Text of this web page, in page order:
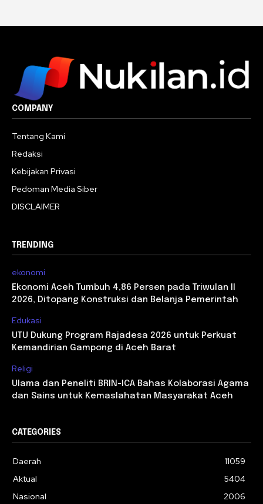
COMPANY
Tentang Kami
Redaksi
Kebijakan Privasi
Pedoman Media Siber
DISCLAIMER
TRENDING
ekonomi
Ekonomi Aceh Tumbuh 4,86 Persen pada Triwulan II
2026, Ditopang Konstruksi dan Belanja Pemerintah
Edukasi
UTU Dukung Program Rajadesa 2026 untuk Perkuat
Kemandirian Gampong di Aceh Barat
Religi
Ulama dan Peneliti BRIN-ICA Bahas Kolaborasi Agama
dan Sains untuk Kemaslahatan Masyarakat Aceh
CATEGORIES
Daerah
11059
Aktual
5404
Nasional
2006